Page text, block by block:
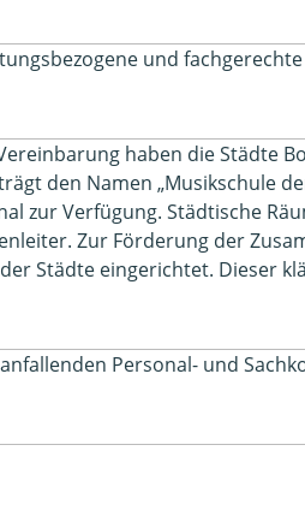
und
haben die Städte
den Namen „Musikschule
zur Verfügung. Städtische
Zur Förderung der
Städte eingerichtet. Dieser
Personal- und